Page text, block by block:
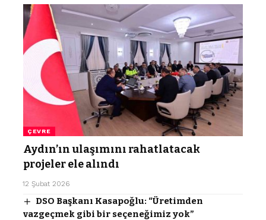
ÇEVRE
Aydın’ın ulaşımını rahatlatacak
projeler ele alındı
12 Şubat 2026
DSO Başkanı Kasapoğlu: “Üretimden
vazgeçmek gibi bir seçeneğimiz yok”